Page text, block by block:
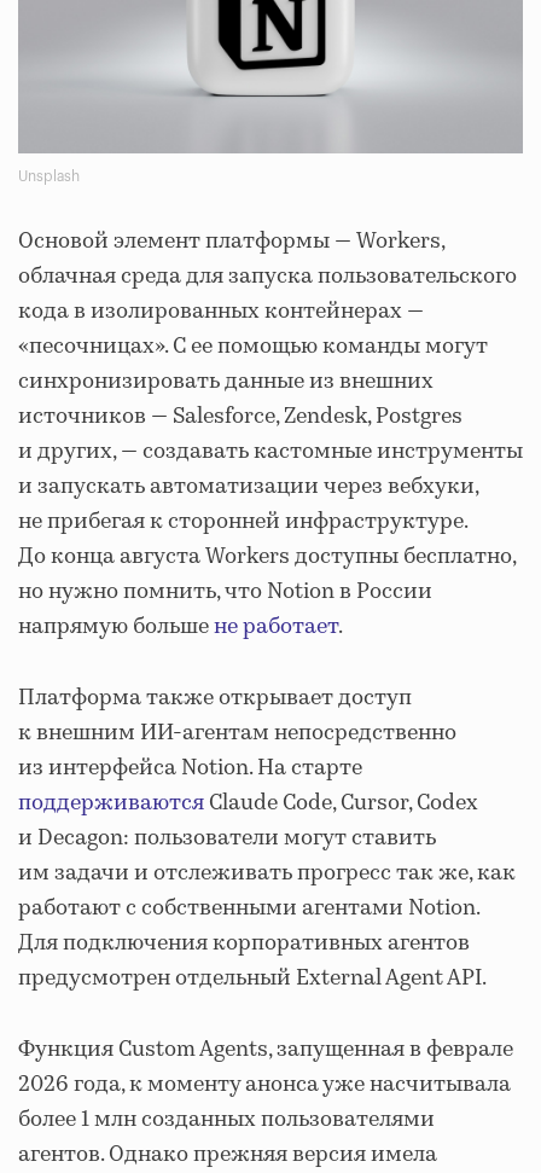
Unsplash
Основой элемент платформы — Workers,
облачная среда для запуска пользовательского
кода в изолированных контейнерах —
«песочницах». С ее помощью команды могут
синхронизировать данные из внешних
источников — Salesforce, Zendesk, Postgres
и других, — создавать кастомные инструменты
и запускать автоматизации через вебхуки,
не прибегая к сторонней инфраструктуре.
До конца августа Workers доступны бесплатно,
но нужно помнить, что Notion в России
напрямую большене работает.
Платформа также открывает доступ
к внешним ИИ-агентам непосредственно
из интерфейса Notion. На старте
поддерживаютсяClaude Code, Cursor, Codex
и Decagon: пользователи могут ставить
им задачи и отслеживать прогресс так же, как
работают с собственными агентами Notion.
Для подключения корпоративных агентов
предусмотрен отдельный External Agent API.
Функция Custom Agents, запущенная в феврале
2026 года, к моменту анонса уже насчитывала
более 1 млн созданных пользователями
агентов. Однако прежняя версия имела